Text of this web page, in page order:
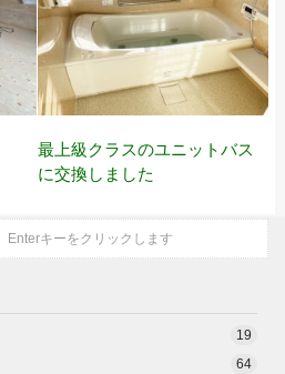
最上級クラスのユニットバス
に交換しました
19
64